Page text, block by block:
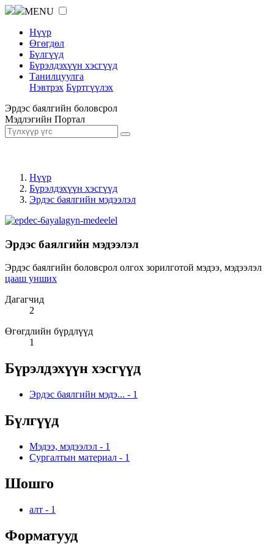
MENU
Нүүр
Өгөгдөл
Бүлгүүд
Бүрэлдэхүүн хэсгүүд
Танилцуулга
Нэвтрэх Бүртгүүлэх
Эрдэс баялгийн боловсрол
Мэдлэгийн Портал
Нүүр
Бүрэлдэхүүн хэсгүүд
Эрдэс баялгийн мэдээлэл
Эрдэс баялгийн мэдээлэл
Эрдэс баялгийн боловсрол олгох зорилготой мэдээ, мэдээлэл
цааш унших
Дагагчид
2
Өгөгдлийн бүрдлүүд
1
Бүрэлдэхүүн хэсгүүд
Эрдэс баялгийн мэдэ... - 1
Бүлгүүд
Мэдээ, мэдээлэл - 1
Сургалтын материал - 1
Шошго
алт - 1
Форматууд